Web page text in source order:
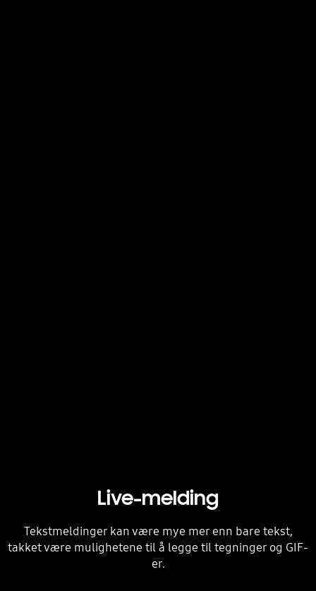
Live-melding
Tekstmeldinger kan være mye mer enn bare tekst,
takket være mulighetene til å legge til tegninger og GIF-
er.